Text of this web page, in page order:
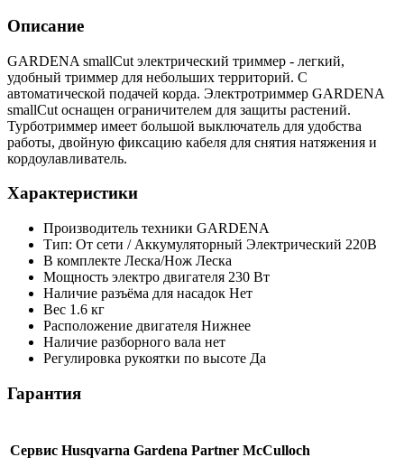
Описание
GARDENA smallCut электрический триммер - легкий,
удобный триммер для небольших территорий. С
автоматической подачей корда. Электротриммер GARDENA
smallCut оснащен ограничителем для защиты растений.
Турботриммер имеет большой выключатель для удобства
работы, двойную фиксацию кабеля для снятия натяжения и
кордоулавливатель.
Характеристики
Производитель техники GARDENA
Тип: От сети / Аккумуляторный Электрический 220В
В комплекте Леска/Нож Леска
Мощность электро двигателя 230 Вт
Наличие разъёма для насадок Нет
Вес 1.6 кг
Расположение двигателя Нижнее
Наличие разборного вала нет
Регулировка рукоятки по высоте Да
Гарантия
Сервис Husqvarna Gardena Partner McCulloch